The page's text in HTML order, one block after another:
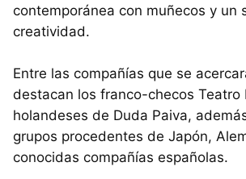
contemporánea con muñecos y un
creatividad.
Entre las compañías que se
destacan los franco-checos Teatro
holandeses de Duda Paiva,
grupos procedentes de Japón,
conocidas compañías españolas.